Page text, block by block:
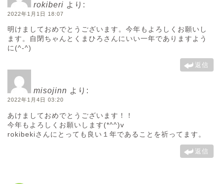
rokiberi より:
2022年1月1日 18:07
明けましておめでとうございます。今年もよろしくお願いし
ます。自閉ちゃんとくまひろさんにいい一年でありますよう
に(^-^)
返信
misojinn より:
2022年1月4日 03:20
あけましておめでとうございます！！
今年もよろしくお願いします(*^^)v
rokibekiさんにとっても良い１年であることを祈ってます。
返信